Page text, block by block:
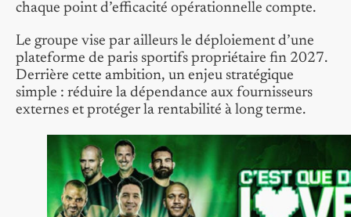
chaque point d’efficacité opérationnelle compte.
Le groupe vise par ailleurs le déploiement d’une
plateforme de paris sportifs propriétaire fin 2027.
Derrière cette ambition, un enjeu stratégique
simple : réduire la dépendance aux fournisseurs
externes et protéger la rentabilité à long terme.